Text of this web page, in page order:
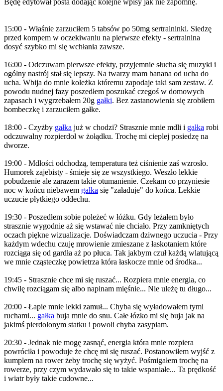
15:00 - Właśnie zarzuciłem 5 tabsów po 50mg sertralninki. Siedzę
przed kompem w oczekiwaniu na pierwsze efekty - sertralnina
dosyć szybko mi się wchłania zawsze.
16:00 - Odczuwam pierwsze efekty, przyjemnie słucha się muzyki i
ogólny nastrój stał się lepszy. Na twarzy mam banana od ucha do
ucha. Wbija do mnie koleżka któremu zapodaje taki sam zestaw. Z
powodu nudnej fazy poszedłem poszukać czegoś w domowych
zapasach i wygrzebałem 20g gałki. Bez zastanowienia się zrobiłem
bombeczkę i zarzuciłem gałke.
18:00 - Czyżby gałka już w chodzi? Strasznie mnie mdli i gałka robi
odczuwalny rozpierdol w żołądku. Trochę mi cieplej posiedzę na
dworze.
19:00 - Mdłości odchodzą, temperatura też ciśnienie zaś wzrosło.
Humorek zajebisty - śmieje się ze wszystkiego. Weszło lekkie
pobudzenie ale zarazem takie otumanienie. Czekam co przyniesie
noc w końcu niebawem gałka się "załaduje" do końca. Lekkie
uczucie płytkiego oddechu.
19:30 - Poszedłem sobie poleżeć w łóżku. Gdy leżałem było
strasznie wygodnie aż się wstawać nie chciało. Przy zamkniętych
oczach piękne wizualizacje. Doświadczam dziwnego uczucia - Przy
każdym wdechu czuję mrowienie zmieszane z łaskotaniem które
rozciąga się od gardła aż po płuca. Tak jakbym czuł każdą wlatującą
we mnie cząsteczkę powietrza która łaskocze mnie od środka...
19:45 - Strasznie chce mi się ruszać... Rozpiera mnie energia, co
chwilę rozciągam się albo napinam mięśnie... Nie uleżę tu długo...
20:00 - Łapie mnie lekki zamuł... Chyba się wyładowałem tymi
ruchami... gałka buja mnie do snu. Całe łózko mi się buja jak na
jakimś pierdolonym statku i powoli chyba zasypiam.
20:30 - Jednak nie mogę zasnąć, energia która mnie rozpiera
powróciła i powoduje że chcę mi się ruszać. Postanowiłem wyjść z
kumplem na rower żeby trochę się wyżyć. Pośmigałem trochę na
rowerze, przy czym wydawało się to takie wspaniałe... Ta prędkość
i wiatr były takie cudowne...